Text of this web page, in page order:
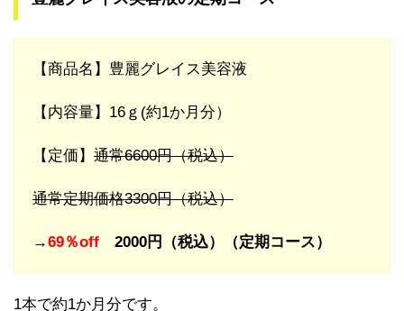
【商品名】豊麗グレイス美容液
【内容量】16ｇ(約1か月分）
【定価】 通常6600円（税込）
通常定期価格3300円（税込）
→69％off 2000円（税込）（定期コース）
1本で約1か月分です。